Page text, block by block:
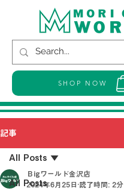
SHOP NOW
記事
All Posts
All Posts
Ｂigワールド金沢店
2024年6月25日 読了時間: 2分